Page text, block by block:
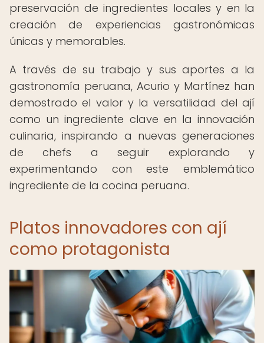
preservación de ingredientes locales y en la
creación de experiencias gastronómicas
únicas y memorables.
A través de su trabajo y sus aportes a la
gastronomía peruana, Acurio y Martínez han
demostrado el valor y la versatilidad del ají
como un ingrediente clave en la innovación
culinaria, inspirando a nuevas generaciones
de chefs a seguir explorando y
experimentando con este emblemático
ingrediente de la cocina peruana.
Platos innovadores con ají
como protagonista